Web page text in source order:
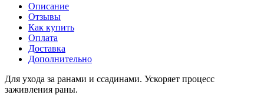
Описание
Отзывы
Как купить
Оплата
Доставка
Дополнительно
Для ухода за ранами и ссадинами. Ускоряет процесс
заживления раны.